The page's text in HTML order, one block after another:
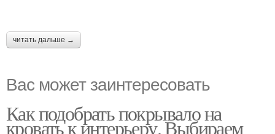
читать дальше →
Вас может заинтересовать
Как подобрать покрывало на
кровать к интерьеру. Выбираем